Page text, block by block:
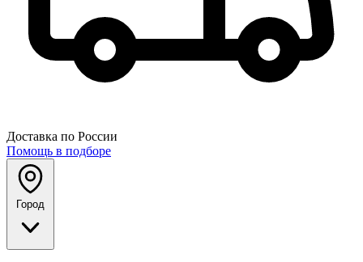
Доставка по России
Помощь в подборе
Город